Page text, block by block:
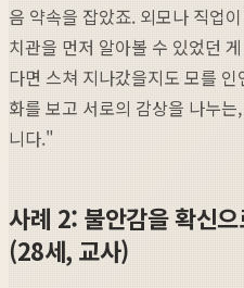
음 약속을 잡았죠. 외모나 직업
치관을 먼저 알아볼 수 있었던
다면 스쳐 지나갔을지도 모를
화를 보고 서로의 감상을 나누
니다."
사례 2: 불안감을 확신
(28세, 교사)